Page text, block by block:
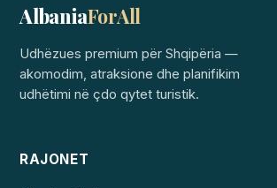
AlbaniaForAll
Udhëzues premium për Shqipëria —
akomodim, atraksione dhe planifikim
udhëtimi në çdo qytet turistik.
RAJONET